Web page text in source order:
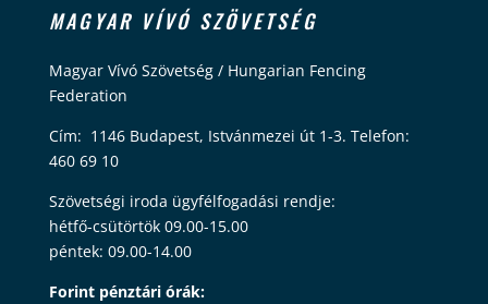
MAGYAR VÍVÓ SZÖVETSÉG
Magyar Vívó Szövetség / Hungarian Fencing
Federation
Cím: 1146 Budapest, Istvánmezei út 1-3. Telefon:
460 69 10
Szövetségi iroda ügyfélfogadási rendje:
hétfő-csütörtök 09.00-15.00
péntek: 09.00-14.00
Forint pénztári órák: